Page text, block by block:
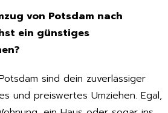
von Potsdam nach
ein günstiges
sind dein zuverlässiger
und preiswertes Umziehen. Egal,